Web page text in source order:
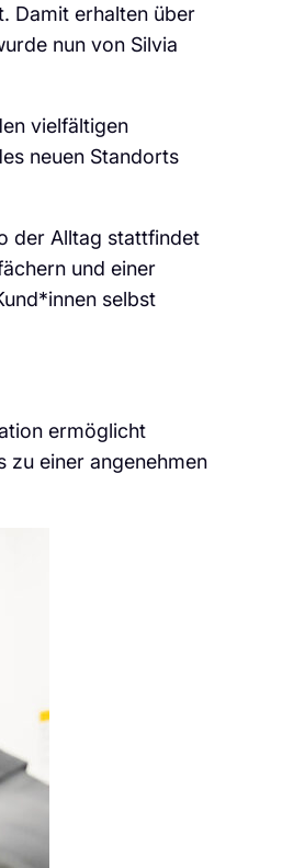
Damit erhalten über
nun von Silvia
vielfältigen
neuen Standorts
der Alltag stattfindet
und einer
selbst
ermöglicht
zu einer angenehmen